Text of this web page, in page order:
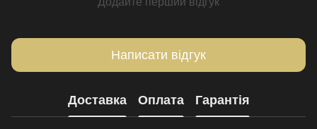
Написати відгук
Доставка Оплата Гарантія